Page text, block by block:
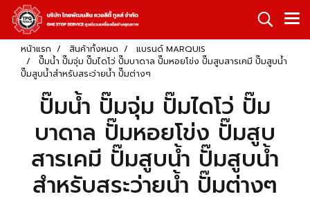
หน้าแรก สินค้าทั้งหมด
แบรนด์ MARQUIS
ปั๊มน้ำ ปั๊มจุ่ม ปั๊มไดโว่ ปั๊มบาดาล ปั๊มหอยโข่ง ปั๊มสูบสารเคมี ปั๊มสูบน้ำ
ปั๊มสูบน้ำสำหรับสระว่ายน้ำ ปั๊มต่างๆ
ปั๊มน้ำ ปั๊มจุ่ม ปั๊มไดโว่ ปั๊ม
บาดาล ปั๊มหอยโข่ง ปั๊มสูบ
สารเคมี ปั๊มสูบน้ำ ปั๊มสูบน้ำ
สำหรับสระว่ายน้ำ ปั๊มต่างๆ